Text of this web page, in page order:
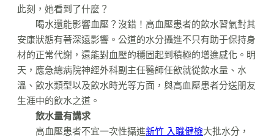
此刻，她看到了什麼？
喝水還能影響血壓？沒錯！高血壓患者的飲水習氣對其
安康狀態有著深遠影響。公道的水分攝進不只有助于保持身
材的正常代謝，還能對血壓的穩固起到積極的增進感化。明
天，應急總病院神經外科副主任醫師任歆就從飲水量、水
溫、飲水類型以及飲水時光等方面，與高血壓患者分送朋友
生涯中的飲水之道。
飲水量有講求
高血壓患者不宜一次性攝進新竹 入職健檢大批水分，